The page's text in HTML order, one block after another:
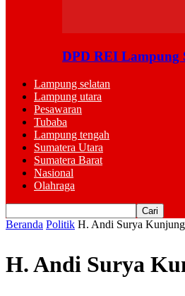
DPD REI Lampung
Lampung selatan
Lampung utara
Pesawaran
Tubaba
Lampung tengah
Sumatera Utara
Sumatera Barat
Nasional
Olahraga
Beranda Politik H. Andi Surya
H. Andi Surya